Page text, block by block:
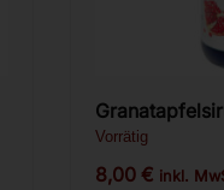
Vorrätig
8,00 € inkl.